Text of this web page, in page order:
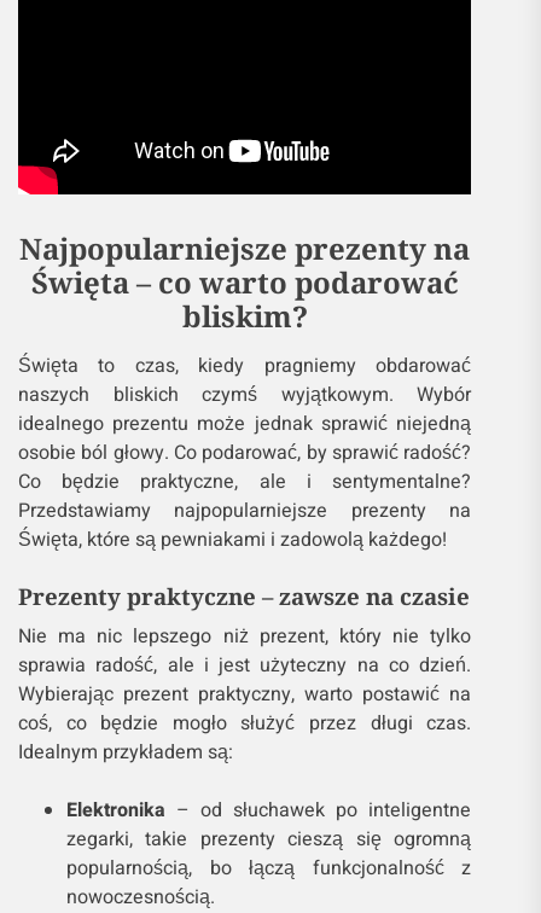
Najpopularniejsze prezenty na
Święta – co warto podarować
bliskim?
Święta to czas, kiedy pragniemy obdarować
naszych bliskich czymś wyjątkowym. Wybór
idealnego prezentu może jednak sprawić niejedną
osobie ból głowy. Co podarować, by sprawić radość?
Co będzie praktyczne, ale i sentymentalne?
Przedstawiamy najpopularniejsze prezenty na
Święta, które są pewniakami i zadowolą każdego!
Prezenty praktyczne – zawsze na czasie
Nie ma nic lepszego niż prezent, który nie tylko
sprawia radość, ale i jest użyteczny na co dzień.
Wybierając prezent praktyczny, warto postawić na
coś, co będzie mogło służyć przez długi czas.
Idealnym przykładem są:
Elektronika – od słuchawek po inteligentne
zegarki, takie prezenty cieszą się ogromną
popularnością, bo łączą funkcjonalność z
nowoczesnością.